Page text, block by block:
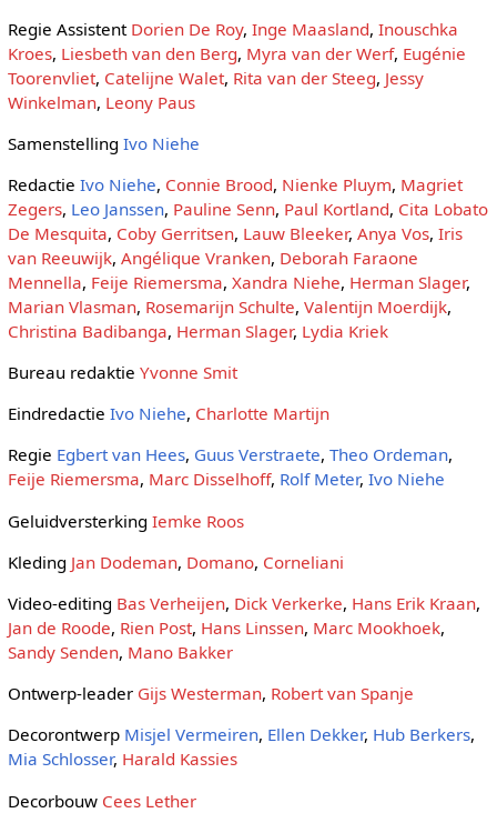
Regie Assistent Dorien De Roy, Inge Maasland, Inouschka
Kroes, Liesbeth van den Berg, Myra van der Werf, Eugénie
Toorenvliet, Catelijne Walet, Rita van der Steeg, Jessy
Winkelman, Leony Paus
Samenstelling Ivo Niehe
Redactie Ivo Niehe, Connie Brood, Nienke Pluym, Magriet
Zegers, Leo Janssen, Pauline Senn, Paul Kortland, Cita Lobato
De Mesquita, Coby Gerritsen, Lauw Bleeker, Anya Vos, Iris
van Reeuwijk, Angélique Vranken, Deborah Faraone
Mennella, Feije Riemersma, Xandra Niehe, Herman Slager,
Marian Vlasman, Rosemarijn Schulte, Valentijn Moerdijk,
Christina Badibanga, Herman Slager, Lydia Kriek
Bureau redaktie Yvonne Smit
Eindredactie Ivo Niehe, Charlotte Martijn
Regie Egbert van Hees, Guus Verstraete, Theo Ordeman,
Feije Riemersma, Marc Disselhoff, Rolf Meter, Ivo Niehe
Geluidversterking Iemke Roos
Kleding Jan Dodeman, Domano, Corneliani
Video-editing Bas Verheijen, Dick Verkerke, Hans Erik Kraan,
Jan de Roode, Rien Post, Hans Linssen, Marc Mookhoek,
Sandy Senden, Mano Bakker
Ontwerp-leader Gijs Westerman, Robert van Spanje
Decorontwerp Misjel Vermeiren, Ellen Dekker, Hub Berkers,
Mia Schlosser, Harald Kassies
Decorbouw Cees Lether